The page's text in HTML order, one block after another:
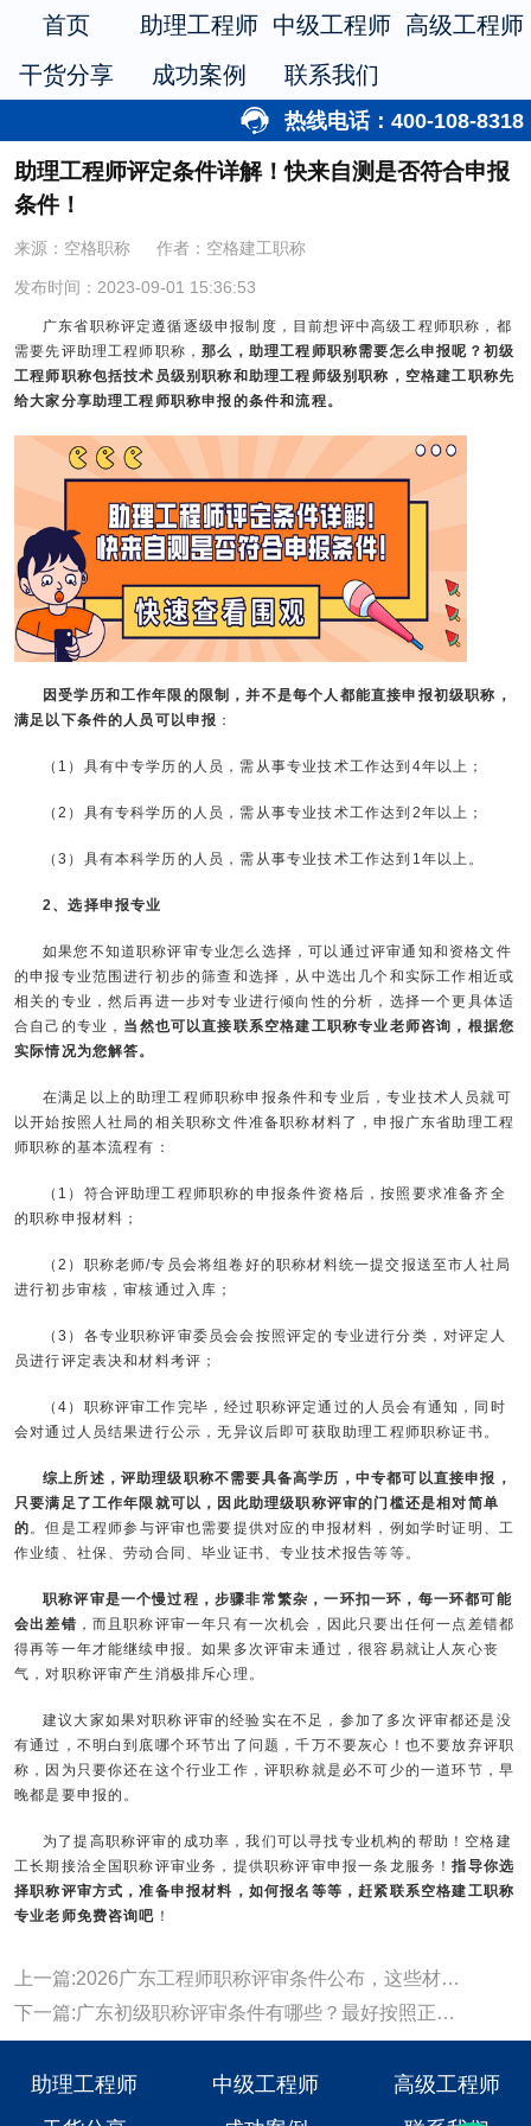
首页 助理工程师 中级工程师 高级工程师
干货分享
成功案例 联系我们
热线电话：400-108-8318
助理工程师评定条件详解！快来自测是否符合申报
条件！
来源：空格职称 作者：空格建工职称
发布时间：2023-09-01 15:36:53
广东省职称评定遵循逐级申报制度，目前想评中高级工程师职称，都
需要先评助理工程师职称，那么， 助理工程师职称需要怎么申报呢？初级
工程师职称包括技术员级别职称和助理工程师级别职称，空格建工职称先
给大家分享助理工程师职称申报的条件和流程。
因受学历和工作年限的限制，并不是每个人都能直接申报初级职称，
满足以下条件的人员可以申报 ：
（1）具有中专学历的人员，需从事专业技术工作达到4年以上；
（2）具有专科学历的人员，需从事专业技术工作达到2年以上；
（3）具有本科学历的人员，需从事专业技术工作达到1年以上。
2、选择申报专业
如果您不知道职称评审专业怎么选择，可以通过评审通知和资格文件
的申报专业范围进行初步的筛查和选择，从中选出几个和实际工作相近或
相关的专业，然后再进一步对专业进行倾向性的分析，选择一个更具体适
合自己的专业， 当然也可以直接联系空格建工职称专业老师咨询，根据您
实际情况为您解答。
在满足以上的助理工程师职称申报条件和专业后，专业技术人员就可
以开始按照人社局的相关职称文件准备职称材料了，申报广东省助理工程
师职称的基本流程有：
（1）符合评助理工程师职称的申报条件资格后，按照要求准备齐全
的职称申报材料；
（2）职称老师/专员会将组卷好的职称材料统一提交报送至市人社局
进行初步审核，审核通过入库；
（3）各专业职称评审委员会会按照评定的专业进行分类，对评定人
员进行评定表决和材料考评；
（4）职称评审工作完毕，经过职称评定通过的人员会有通知，同时
会对通过人员结果进行公示，无异议后即可获取助理工程师职称证书。
综上所述，评助理级职称不需要具备高学历，中专都可以直接申报，
只要满足了工作年限就可以，因此助理级职称评审的门槛还是相对简单
的。但是工程师参与评审也需要提供对应的申报材料，例如学时证明、工
作业绩、社保、劳动合同、毕业证书、专业技术报告等等。
职称评审是一个慢过程，步骤非常繁杂，一环扣一环，每一环都可能
会出差错 ，而且职称评审一年只有一次机会，因此只要出任何一点差错都
得再等一年才能继续申报。如果多次评审未通过，很容易就让人灰心丧
气，对职称评审产生消极排斥心理。
建议大家如果对职称评审的经验实在不足，参加了多次评审都还是没
有通过，不明白到底哪个环节出了问题，千万不要灰心！也不要放弃评职
称，因为只要你还在这个行业工作，评职称就是必不可少的一道环节，早
晚都是要申报的。
为了提高职称评审的成功率，我们可以寻找专业机构的帮助！空格建
工长期接洽全国职称评审业务，提供职称评审申报一条龙服务！指导你选
择职称评审方式，准备申报材料，如何报名等等，赶紧联系空格建工职称
专业老师免费咨询吧 ！
上一篇:2026广东工程师职称评审条件公布，这些材料提前准备
下一篇:广东初级职称评审条件有哪些？最好按照正确评审流程走！
助理工程师 中级工程师
高级工程师